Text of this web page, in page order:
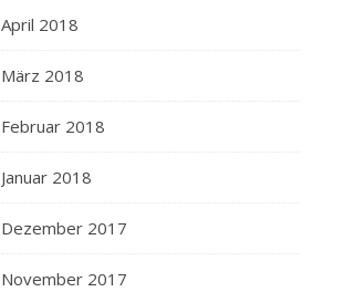
April 2018
März 2018
Februar 2018
Januar 2018
Dezember 2017
November 2017